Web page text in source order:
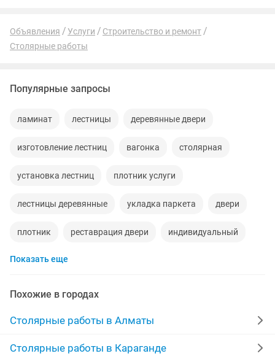
Объявления Услуги
Строительство и ремонт
Столярные работы
Популярные запросы
ламинат лестницы деревянные двери
изготовление лестниц вагонка столярная
установка лестниц плотник услуги
лестницы деревянные укладка паркета двери
плотник реставрация двери индивидуальный
изготовление
изделия дизайне деревом
лестници резьба дерево обшивка вагонкой
Показать еще
Похожие в городах
Столярные работы в Алматы
Столярные работы в Караганде